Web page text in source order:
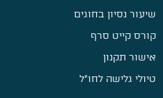
שיעור נסיון בחוגים
קורס קייט סרף
אישור תקנון
טיולי גלישה לחו״ל